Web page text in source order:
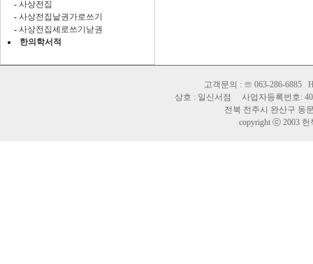
- 사상전집
- 사상전집낱권가로쓰기
- 사상전집세로쓰기낟권
한의학서적
고객문의 : ☏ 063-286-
상호 : 일신서점 사업자등록번호:
전북 전주시 완산구 동
copyright ⓒ 2003 헌